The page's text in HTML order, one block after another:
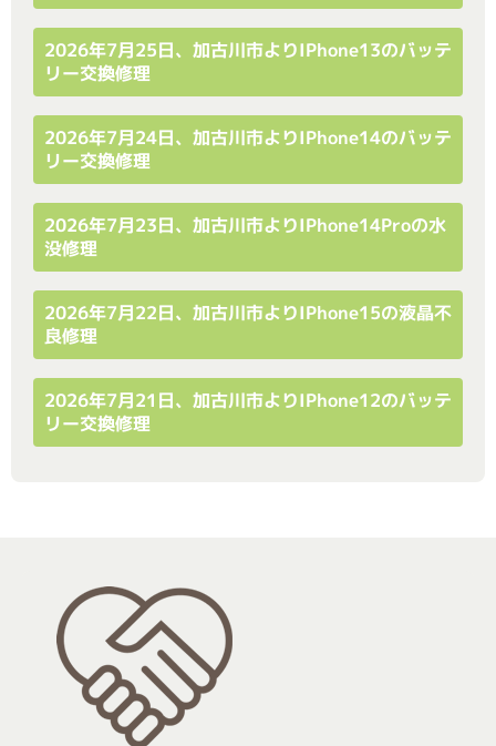
2026年7月25日、加古川市よりiPhone13のバッテ
リー交換修理
2026年7月24日、加古川市よりiPhone14のバッテ
リー交換修理
2026年7月23日、加古川市よりiPhone14Proの水
没修理
2026年7月22日、加古川市よりiPhone15の液晶不
良修理
2026年7月21日、加古川市よりiPhone12のバッテ
リー交換修理